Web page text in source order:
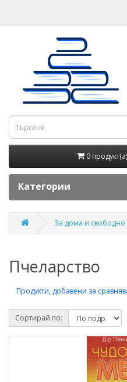
0
Категории
За дома и свободно
Пчеларство
Продукти, добавени за
Сортирай по: